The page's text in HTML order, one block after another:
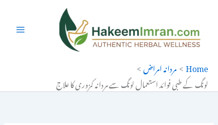
content
Home مردانہ امراض
لونگ کے طبی فوائد استعمال لونگ سے مردانہ کمزوری کا علاج